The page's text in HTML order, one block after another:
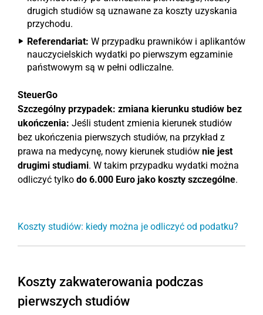
drugich studiów są uznawane za koszty uzyskania
przychodu.
Referendariat: W przypadku prawników i aplikantów
nauczycielskich wydatki po pierwszym egzaminie
państwowym są w pełni odliczalne.
SteuerGo
Szczególny przypadek: zmiana kierunku studiów bez
ukończenia: Jeśli student zmienia kierunek studiów
bez ukończenia pierwszych studiów, na przykład z
prawa na medycynę, nowy kierunek studiów nie jest
drugimi studiami. W takim przypadku wydatki można
odliczyć tylko do 6.000 Euro jako koszty szczególne.
Koszty studiów: kiedy można je odliczyć od podatku?
Koszty zakwaterowania podczas
pierwszych studiów